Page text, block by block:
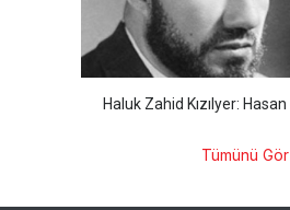
Haluk Zahid Kızılyer:
Tümünü Gör